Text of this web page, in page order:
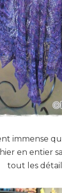
immense
en entier
tout les